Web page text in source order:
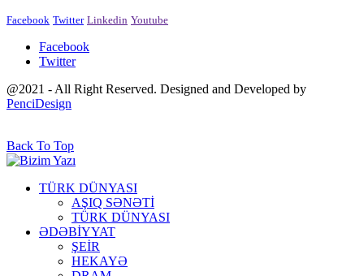
Facebook Twitter Linkedin Youtube
Facebook
Twitter
@2021 - All Right Reserved. Designed and Developed by
PenciDesign
Back To Top
TÜRK DÜNYASI
AŞIQ SƏNƏTİ
TÜRK DÜNYASI
ƏDƏBİYYAT
ŞEİR
HEKAYƏ